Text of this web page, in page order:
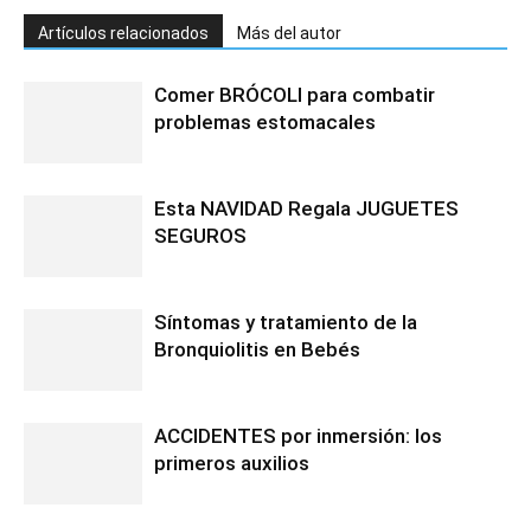
Artículos relacionados Más del autor
Comer BRÓCOLI para combatir
problemas estomacales
Esta NAVIDAD Regala JUGUETES
SEGUROS
Síntomas y tratamiento de la
Bronquiolitis en Bebés
ACCIDENTES por inmersión: los
primeros auxilios